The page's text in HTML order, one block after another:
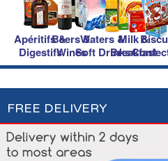
Apéritifs &
Digestifs
Beers &
Wines
Waters &
Soft Drinks
Milk &
Breakfast
FREE DELIVERY